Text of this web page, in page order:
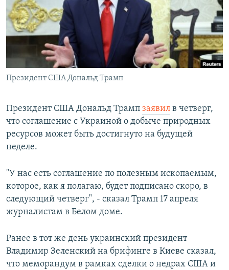
Президент США Дональд Трамп
Президент США Дональд Трамп заявил в четверг,
что соглашение с Украиной о добыче природных
ресурсов может быть достигнуто на будущей
неделе.
"У нас есть соглашение по полезным ископаемым,
которое, как я полагаю, будет подписано скоро, в
следующий четверг", - сказал Трамп 17 апреля
журналистам в Белом доме.
Ранее в тот же день украинский президент
Владимир Зеленский на брифинге в Киеве сказал,
что меморандум в рамках сделки о недрах США и